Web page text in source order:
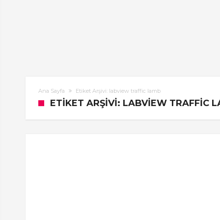
Ana Sayfa Etiket Arşivi: labview traffic lamb
ETIKET ARŞIVI: LABVIEW TRAFFIC